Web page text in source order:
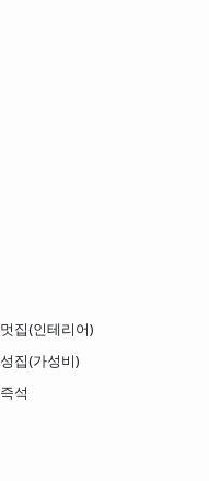
멋집(인테리어)
성집(가성비)
즉석